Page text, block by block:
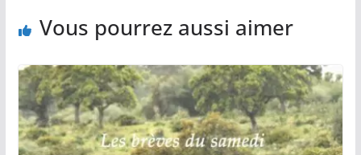
Vous pourrez aussi aimer